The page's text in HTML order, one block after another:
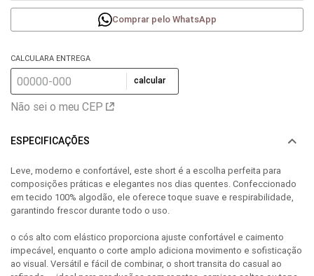
Comprar pelo WhatsApp
CALCULARA ENTREGA
calcular
Não sei o meu CEP
ESPECIFICAÇÕES
Leve, moderno e confortável, este short é a escolha perfeita para
composições práticas e elegantes nos dias quentes. Confeccionado
em tecido 100% algodão, ele oferece toque suave e respirabilidade,
garantindo frescor durante todo o uso.
o cós alto com elástico proporciona ajuste confortável e caimento
impecável, enquanto o corte amplo adiciona movimento e sofisticação
ao visual. Versátil e fácil de combinar, o short transita do casual ao